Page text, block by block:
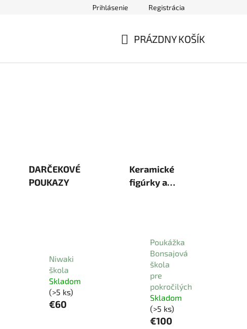
Prihlásenie Registrácia
PRÁZDNY KOŠÍK
DARČEKOVÉ
POUKAZY
Keramické
figúrky a
Niwaki
škola
Skladom
(>5 ks)
€60
Poukážka
Bonsajová
škola
pre
pokročilých
Skladom
(>5 ks)
€100